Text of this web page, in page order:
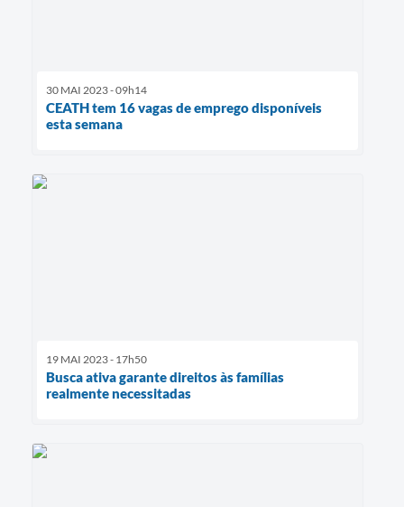
30 MAI 2023 - 09h14
CEATH tem 16 vagas de emprego disponíveis
esta semana
19 MAI 2023 - 17h50
Busca ativa garante direitos às famílias
realmente necessitadas